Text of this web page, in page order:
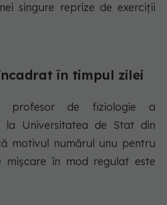
singure reprize de exerciții
în timpul zilei
profesor de fiziologie a
la Universitatea de Stat din
motivul numărul unu pentru
mișcare în mod regulat este